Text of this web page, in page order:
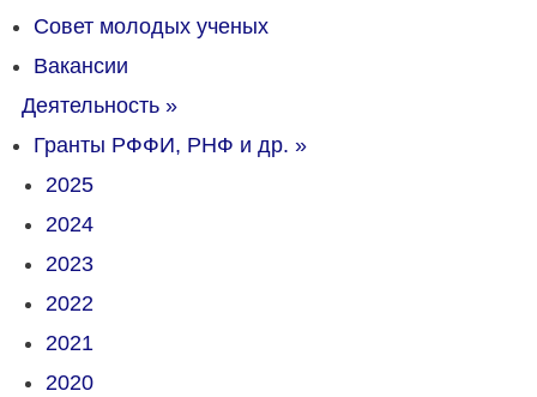
Совет молодых ученых
Вакансии
Деятельность »
Гранты РФФИ, РНФ и др. »
2025
2024
2023
2022
2021
2020